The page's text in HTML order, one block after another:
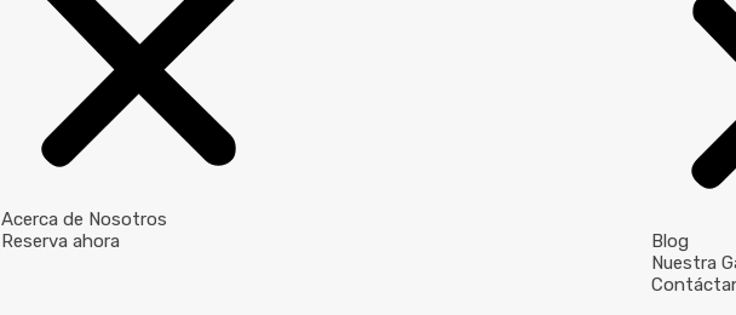
Acerca de Nosotros
Reserva ahora
Blog
Nuestra